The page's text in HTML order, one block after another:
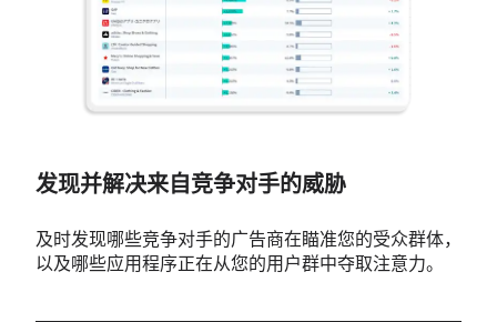
发现并解决来自竞争对手的威胁
及时发现哪些竞争对手的广告商在瞄准您的受众群体，
以及哪些应用程序正在从您的用户群中夺取注意力。